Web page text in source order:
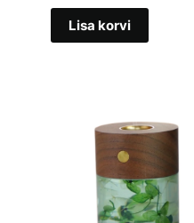
Lisa korvi